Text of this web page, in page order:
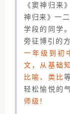
《窦神归来
神归来》一
学段的同学
旁征博引的
一年级到初
文，从基础
比喻、类比
轻松愉悦的
师级！